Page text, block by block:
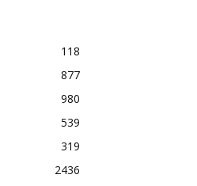
118
877
980
539
319
2436